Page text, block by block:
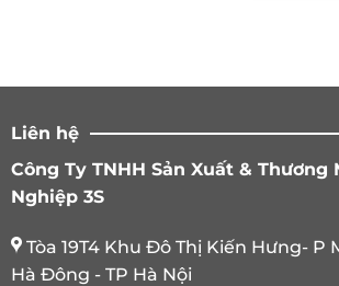
Liên hệ
Công Ty TNHH Sản Xuất & Thương
Nghiệp 3S
Tòa 19T4 Khu Đô Thị Kiến Hưng- P
Hà Đông - TP Hà Nội